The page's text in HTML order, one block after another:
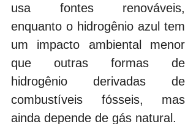
usa fontes renováveis,
enquanto o hidrogênio azul tem
um impacto ambiental menor
que outras formas de
hidrogênio derivadas de
combustíveis fósseis, mas
ainda depende de gás natural.